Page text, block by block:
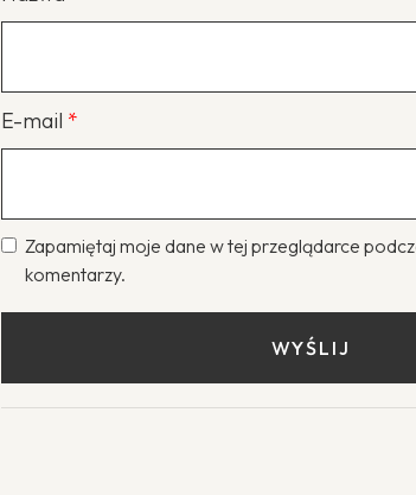
E-mail *
Zapamiętaj moje dane w tej przeglądarce
komentarzy.